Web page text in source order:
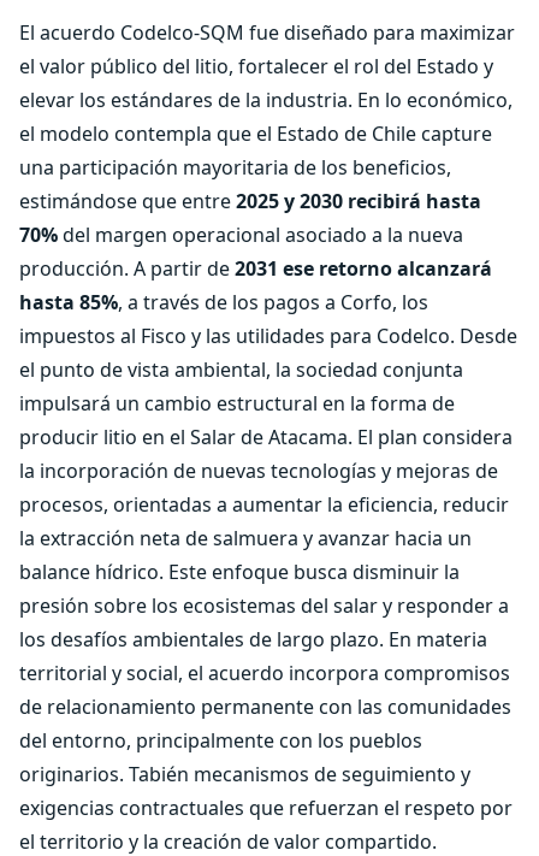
El acuerdo Codelco-SQM fue diseñado para maximizar
el valor público del litio, fortalecer el rol del Estado y
elevar los estándares de la industria. En lo económico,
el modelo contempla que el Estado de Chile capture
una participación mayoritaria de los beneficios,
estimándose que entre2025 y 2030 recibirá hasta
70%del margen operacional asociado a la nueva
producción. A partir de2031 ese retorno alcanzará
hasta 85%, a través de los pagos a Corfo, los
impuestos al Fisco y las utilidades para Codelco. Desde
el punto de vista ambiental, la sociedad conjunta
impulsará un cambio estructural en la forma de
producir litio en el Salar de Atacama. El plan considera
la incorporación de nuevas tecnologías y mejoras de
procesos, orientadas a aumentar la eficiencia, reducir
la extracción neta de salmuera y avanzar hacia un
balance hídrico. Este enfoque busca disminuir la
presión sobre los ecosistemas del salar y responder a
los desafíos ambientales de largo plazo. En materia
territorial y social, el acuerdo incorpora compromisos
de relacionamiento permanente con las comunidades
del entorno, principalmente con los pueblos
originarios. Tabién mecanismos de seguimiento y
exigencias contractuales que refuerzan el respeto por
el territorio y la creación de valor compartido.